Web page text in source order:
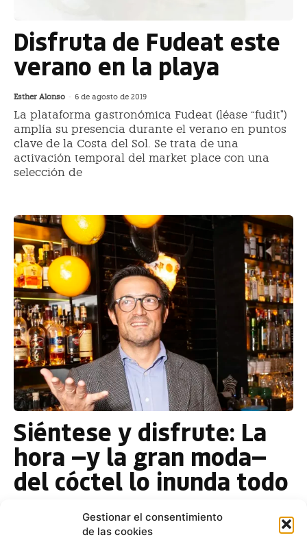
Gestionar el consentimiento
de las cookies
Disfruta de Fudeat este
verano en la playa
Esther Alonso - 6 de agosto de 2019
La plataforma gastronómica Fudeat (léase “fudit")
amplía su presencia durante el verano en puntos
clave de la Costa del Sol. Se trata de una
activación temporal del market place con una
selección de
Siéntese y disfrute: La
hora —y la gran moda—
del cóctel lo inunda todo
14 de diciembre de 2018
En torno a un cóctel, existen infinidad de historias